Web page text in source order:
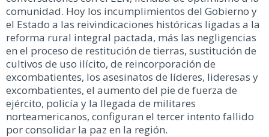
comunidad. Hoy los incumplimientos del Gobierno y
el Estado a las reivindicaciones históricas ligadas a la
reforma rural integral pactada, más las negligencias
en el proceso de restitución de tierras, sustitución de
cultivos de uso ilícito, de reincorporación de
excombatientes, los asesinatos de líderes, lideresas y
excombatientes, el aumento del pie de fuerza de
ejército, policía y la llegada de militares
norteamericanos, configuran el tercer intento fallido
por consolidar la paz en la región.